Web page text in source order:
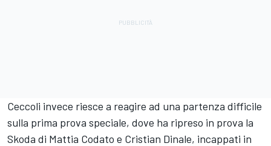
Ceccoli invece riesce a reagire ad una partenza difficile
sulla prima prova speciale, dove ha ripreso in prova la
Skoda di Mattia Codato e Cristian Dinale, incappati in